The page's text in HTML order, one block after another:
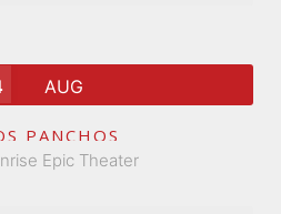
AUG
PANCHOS
Epic Theater